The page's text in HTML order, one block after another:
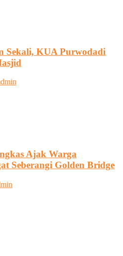
Sekali, KUA Purwodadi
Ajak Warga
Seberangi Golden Bridge